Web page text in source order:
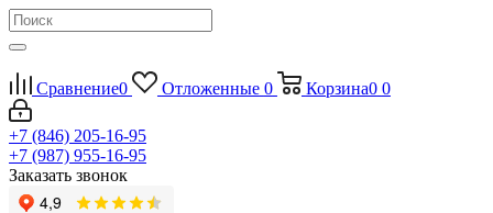
Сравнение0 Отложенные 0 Корзина0 0
+7 (846) 205-16-95
+7 (987) 955-16-95
Заказать звонок